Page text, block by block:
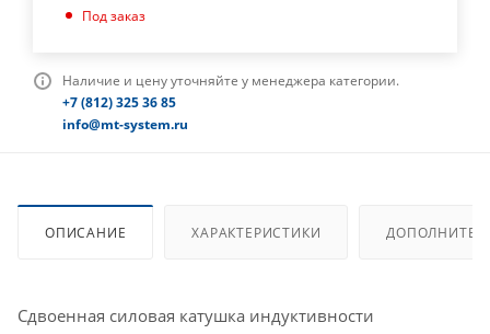
Под заказ
Наличие и цену уточняйте у менеджера категории.
+7 (812) 325 36 85
info@mt-system.ru
ОПИСАНИЕ ХАРАКТЕРИСТИКИ
Сдвоенная силовая катушка индуктивности